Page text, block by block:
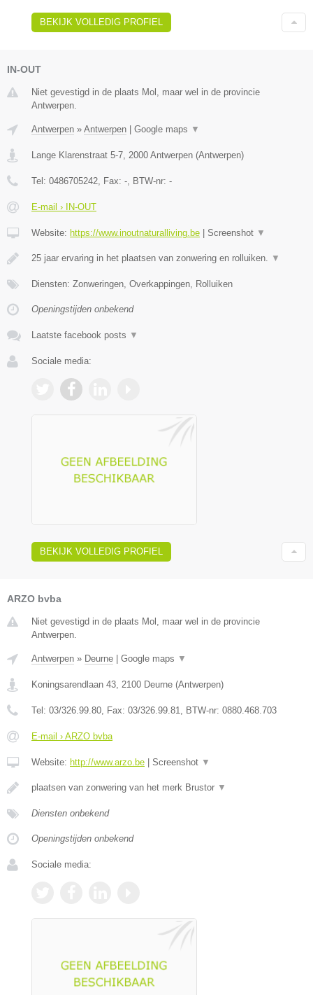
BEKIJK VOLLEDIG PROFIEL
IN-OUT
Niet gevestigd in de plaats Mol, maar wel in de provincie
Antwerpen.
Antwerpen » Antwerpen | Google maps ▼
Lange Klarenstraat 5-7 2000 Antwerpen (Antwerpen)
Tel: 0486705242 , Fax: - , BTW-nr: -
E-mail › IN-OUT
Website: https://www.inoutnaturalliving.be | Screenshot ▼
25 jaar ervaring in het plaatsen van zonwering en rolluiken. ▼
Diensten: Zonweringen, Overkappingen, Rolluiken
Openingstijden onbekend
Laatste facebook posts ▼
Sociale media:
BEKIJK VOLLEDIG PROFIEL
ARZO bvba
Niet gevestigd in de plaats Mol, maar wel in de provincie
Antwerpen.
Antwerpen » Deurne Google maps ▼
Koningsarendlaan 43, 2100 Deurne (Antwerpen)
Tel: 03/326.99.80, Fax: 03/326.99.81, BTW-nr: 0880.468.703
E-mail › ARZO bvba
Website: http://www.arzo.be Screenshot ▼
plaatsen van zonwering van het merk Brustor ▼
Diensten onbekend
Openingstijden onbekend
Sociale media: